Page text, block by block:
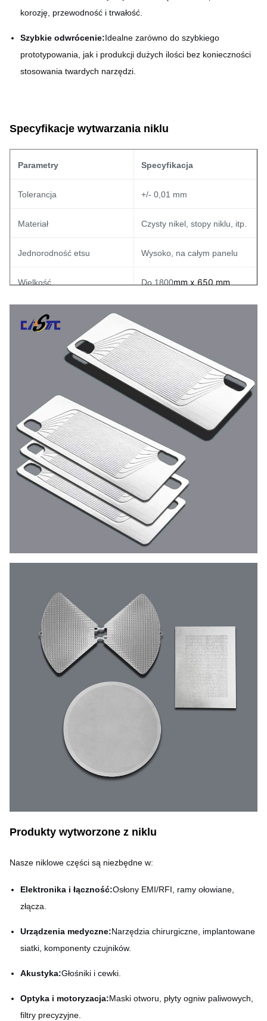
korozję, przewodność i trwałość.
Szybkie odwrócenie:Idealne zarówno do szybkiego
prototypowania, jak i produkcji dużych ilości bez konieczności
stosowania twardych narzędzi.
Specyfikacje wytwarzania niklu
Parametry Specyfikacja
Tolerancja +/- 0,01 mm
Materiał Czysty nikel, stopy niklu, itp.
Jednorodność etsu Wysoko, na całym panelu
Wielkość Do 1800mm x 650 mm
Wykończenie powierzchni
Gładkie krawędzie, bez
wgniecenia, z zachowaniem
precyzyjnej geometrii.
Prototyp Wsparcie
Produkty wytworzone z niklu
Nasze niklowe części są niezbędne w:
Elektronika i łączność:Osłony EMI/RFI, ramy ołowiane,
złącza.
Urządzenia medyczne:Narzędzia chirurgiczne, implantowane
siatki, komponenty czujników.
Akustyka:Głośniki i cewki.
Optyka i motoryzacja:Maski otworu, płyty ogniw paliwowych,
filtry precyzyjne.